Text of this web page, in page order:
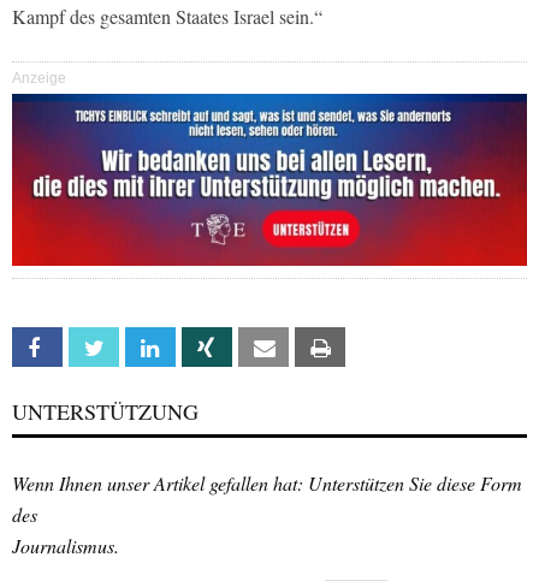
Kampf des gesamten Staates Israel sein.“
Anzeige
Facebook Twitter Linkedin Xing Email
UNTERSTÜTZUNG
Wenn Ihnen unser Artikel gefallen hat: Unterstützen Sie diese Form
des
Journalismus.